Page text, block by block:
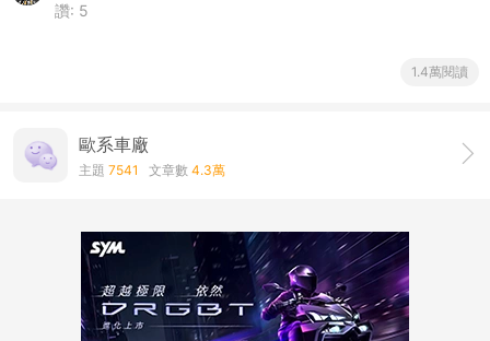
讚: 5
1.4萬閱讀
歐系車廠
主題 7541 文章數 4.3萬